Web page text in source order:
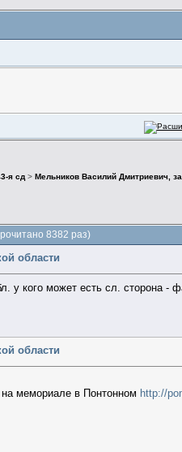
я сд> Мельников Василий Дмитриевич,
8382 раз)
области
у кого может есть сл. сторона -
области
мемориале в Понтонном http://